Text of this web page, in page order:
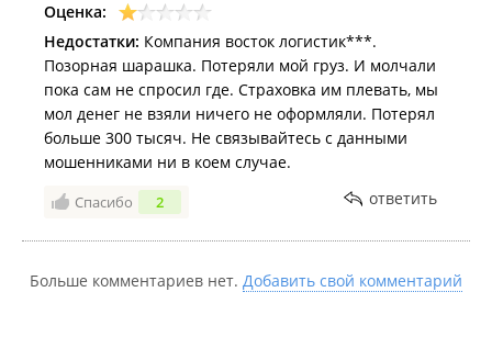
Оценка:
Недостатки: Компания восток логистик***.
Позорная шарашка. Потеряли мой груз. И молчали
пока сам не спросил где. Страховка им плевать, мы
мол денег не взяли ничего не оформляли. Потерял
больше 300 тысяч. Не связывайтесь с данными
мошенниками ни в коем случае.
Спасибо 2 ответить
Больше комментариев нет. Добавить свой комментарий